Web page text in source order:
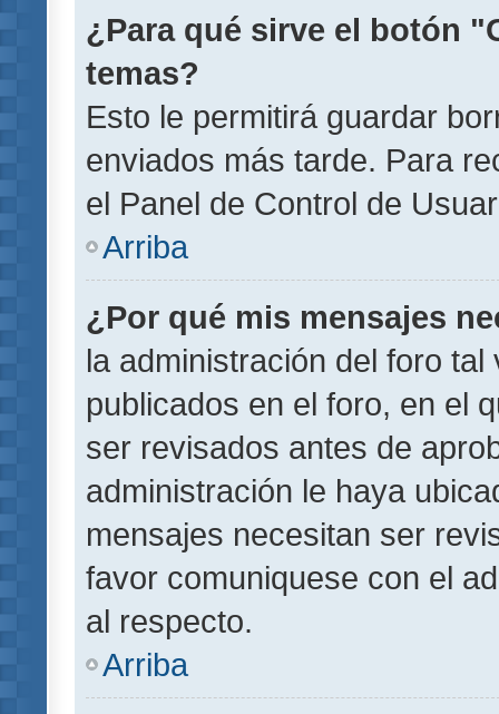
¿Para qué sirve el botón
temas?
Esto le permitirá guardar
enviados más tarde. Para
el Panel de Control de
Arriba
¿Por qué mis mensajes
la administración del foro
publicados en el foro, en el
ser revisados antes de
administración le haya
mensajes necesitan ser
favor comuniquese con el
al respecto.
Arriba